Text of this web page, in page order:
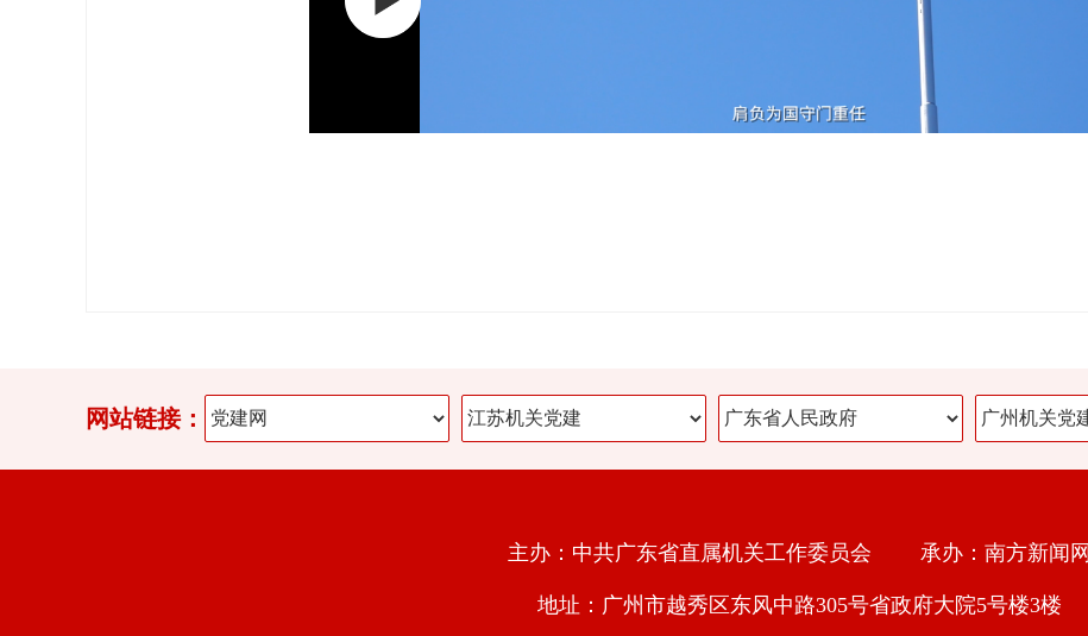
网站链接：
主办：中共广东省直属机关工作委员会 承办：南方新闻网
地址：广州市越秀区东风中路305号省政府大院5号楼3楼